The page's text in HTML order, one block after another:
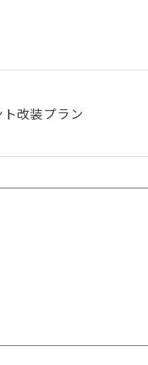
改装プラン